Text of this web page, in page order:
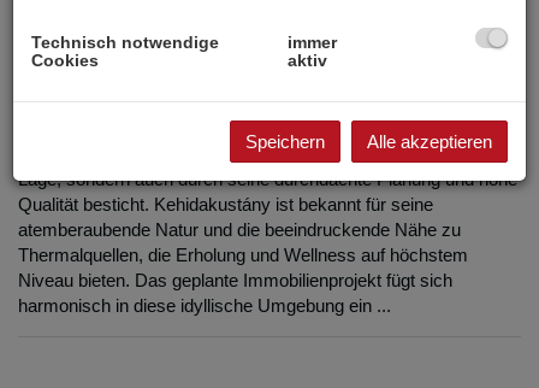
Plattensee
Fertiggestellt |
8784 Kehidakustány
Willkommen in der malerischen Gemeinde Kehidakustány,
gelegen im bezaubernden Zala, Ungarn! Hier erwartet Sie ein
ganz besonderes Immobilienprojekt, das nicht nur durch seine
Lage, sondern auch durch seine durchdachte Planung und hohe
Qualität besticht. Kehidakustány ist bekannt für seine
atemberaubende Natur und die beeindruckende Nähe zu
Thermalquellen, die Erholung und Wellness auf höchstem
Niveau bieten. Das geplante Immobilienprojekt fügt sich
harmonisch in diese idyllische Umgebung ein ...
Technisch notwendige
Cookies
immer
aktiv
Speichern Alle akzeptieren